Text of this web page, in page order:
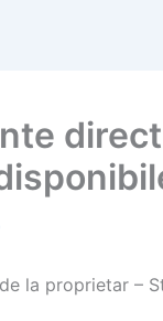
la proprietar –